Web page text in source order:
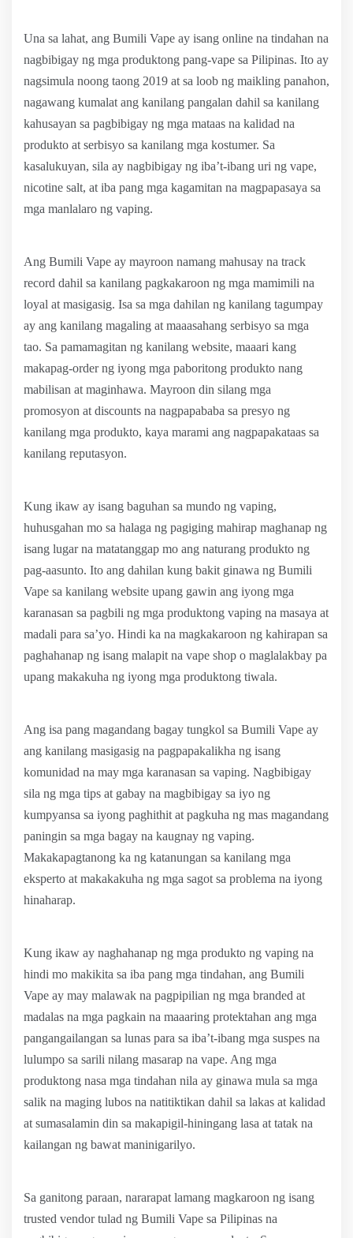
Una sa lahat, ang Bumili Vape ay isang online na tindahan na
nagbibigay ng mga produktong pang-vape sa Pilipinas. Ito ay
nagsimula noong taong 2019 at sa loob ng maikling panahon,
nagawang kumalat ang kanilang pangalan dahil sa kanilang
kahusayan sa pagbibigay ng mga mataas na kalidad na
produkto at serbisyo sa kanilang mga kostumer. Sa
kasalukuyan, sila ay nagbibigay ng iba’t-ibang uri ng vape,
nicotine salt, at iba pang mga kagamitan na magpapasaya sa
mga manlalaro ng vaping.
Ang Bumili Vape ay mayroon namang mahusay na track
record dahil sa kanilang pagkakaroon ng mga mamimili na
loyal at masigasig. Isa sa mga dahilan ng kanilang tagumpay
ay ang kanilang magaling at maaasahang serbisyo sa mga
tao. Sa pamamagitan ng kanilang website, maaari kang
makapag-order ng iyong mga paboritong produkto nang
mabilisan at maginhawa. Mayroon din silang mga
promosyon at discounts na nagpapababa sa presyo ng
kanilang mga produkto, kaya marami ang nagpapakataas sa
kanilang reputasyon.
Kung ikaw ay isang baguhan sa mundo ng vaping,
huhusgahan mo sa halaga ng pagiging mahirap maghanap ng
isang lugar na matatanggap mo ang naturang produkto ng
pag-aasunto. Ito ang dahilan kung bakit ginawa ng Bumili
Vape sa kanilang website upang gawin ang iyong mga
karanasan sa pagbili ng mga produktong vaping na masaya at
madali para sa’yo. Hindi ka na magkakaroon ng kahirapan sa
paghahanap ng isang malapit na vape shop o maglalakbay pa
upang makakuha ng iyong mga produktong tiwala.
Ang isa pang magandang bagay tungkol sa Bumili Vape ay
ang kanilang masigasig na pagpapakalikha ng isang
komunidad na may mga karanasan sa vaping. Nagbibigay
sila ng mga tips at gabay na magbibigay sa iyo ng
kumpyansa sa iyong paghithit at pagkuha ng mas magandang
paningin sa mga bagay na kaugnay ng vaping.
Makakapagtanong ka ng katanungan sa kanilang mga
eksperto at makakakuha ng mga sagot sa problema na iyong
hinaharap.
Kung ikaw ay naghahanap ng mga produkto ng vaping na
hindi mo makikita sa iba pang mga tindahan, ang Bumili
Vape ay may malawak na pagpipilian ng mga branded at
madalas na mga pagkain na maaaring protektahan ang mga
pangangailangan sa lunas para sa iba’t-ibang mga suspes na
lulumpo sa sarili nilang masarap na vape. Ang mga
produktong nasa mga tindahan nila ay ginawa mula sa mga
salik na maging lubos na natitiktikan dahil sa lakas at kalidad
at sumasalamin din sa makapigil-hiningang lasa at tatak na
kailangan ng bawat maninigarilyo.
Sa ganitong paraan, nararapat lamang magkaroon ng isang
trusted vendor tulad ng Bumili Vape sa Pilipinas na